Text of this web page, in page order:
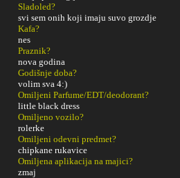
Sladoled?
svi sem onih koji imaju suvo grozdje
Kafa?
nes
Praznik?
nova godina
Godišnje doba?
volim sva 4:)
Omiljeni Parfume/EDT/deodorant?
little black dress
Omiljeno vozilo?
rolerke
Omiljeni odevni predmet?
chipkane rukavice
Omiljena aplikacija na majici?
zmaj